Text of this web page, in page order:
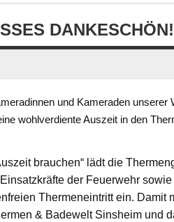
DANKESCHÖN!
und Kameraden unserer
wohlverdiente Auszeit in den
brauchen“ lädt die
der Feuerwehr
Thermeneintritt ein. Damit
& Badewelt Sinsheim und